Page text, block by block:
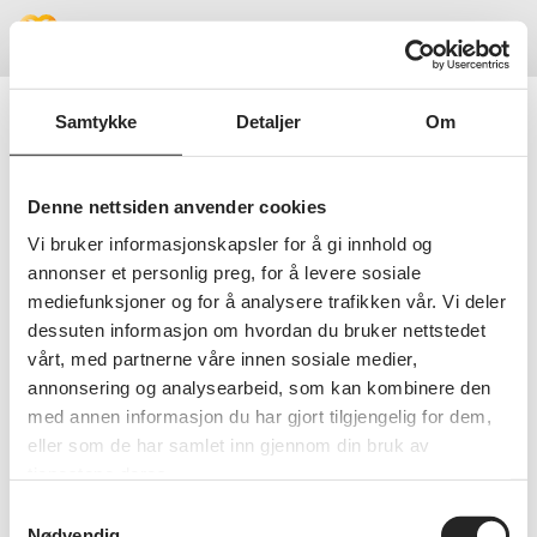
Samtykke Detaljer Om
Denne nettsiden anvender cookies
Vi bruker informasjonskapsler for å gi innhold og
annonser et personlig preg, for å levere sosiale
mediefunksjoner og for å analysere trafikken vår. Vi deler
dessuten informasjon om hvordan du bruker nettstedet
vårt, med partnerne våre innen sosiale medier,
annonsering og analysearbeid, som kan kombinere den
med annen informasjon du har gjort tilgjengelig for dem,
eller som de har samlet inn gjennom din bruk av
Meny
Beklager!
Vi fant ikke siden du lette etter, kanskje
du vil prøve å søke i stedet?
SØK PÅ NETTSIDEN